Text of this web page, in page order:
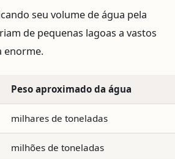
seu volume de água pela
de pequenas lagoas a vastos
enorme.
Peso aproximado da água
milhares de toneladas
milhões de toneladas